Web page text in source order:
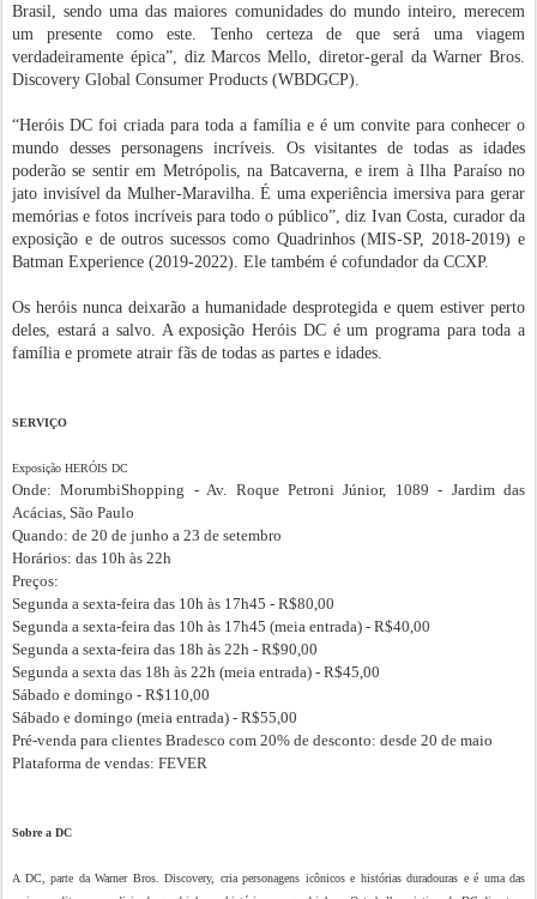
Brasil, sendo uma das maiores comunidades do mundo inteiro, merecem
um presente como este. Tenho certeza de que será uma viagem
verdadeiramente épica”, diz Marcos Mello, diretor-geral da Warner Bros.
Discovery Global Consumer Products (WBDGCP).
“Heróis DC foi criada para toda a família e é um convite para conhecer o
mundo desses personagens incríveis. Os visitantes de todas as idades
poderão se sentir em Metrópolis, na Batcaverna, e irem à Ilha Paraíso no
jato invisível da Mulher-Maravilha. É uma experiência imersiva para gerar
memórias e fotos incríveis para todo o público”, diz Ivan Costa, curador da
exposição e de outros sucessos como Quadrinhos (MIS-SP, 2018-2019) e
Batman Experience (2019-2022). Ele também é cofundador da CCXP.
Os heróis nunca deixarão a humanidade desprotegida e quem estiver perto
deles, estará a salvo. A exposição Heróis DC é um programa para toda a
família e promete atrair fãs de todas as partes e idades.
SERVIÇO
Exposição HERÓIS DC
Onde: MorumbiShopping - Av. Roque Petroni Júnior, 1089 - Jardim das
Acácias, São Paulo
Quando: de 20 de junho a 23 de setembro
Horários: das 10h às 22h
Preços:
Segunda a sexta-feira das 10h às 17h45 - R$80,00
Segunda a sexta-feira das 10h às 17h45 (meia entrada) - R$40,00
Segunda a sexta-feira das 18h às 22h - R$90,00
Segunda a sexta das 18h às 22h (meia entrada) - R$45,00
Sábado e domingo - R$110,00
Sábado e domingo (meia entrada) - R$55,00
Pré-venda para clientes Bradesco com 20% de desconto: desde 20 de maio
Plataforma de vendas: FEVER
Sobre a DC
A DC, parte da Warner Bros. Discovery, cria personagens icônicos e histórias duradouras e é uma das